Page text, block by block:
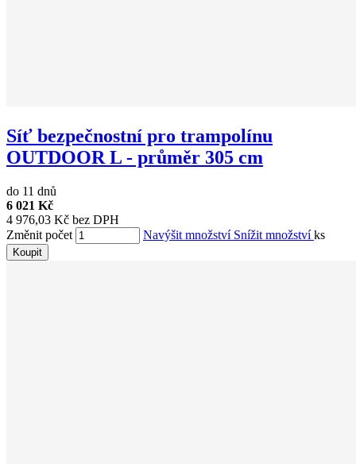
Síť bezpečnostní pro trampolínu
OUTDOOR L - průměr 305 cm
do 11 dnů
6 021 Kč
4 976,03 Kč bez DPH
Změnit počet
Navýšit množství Snížit množstvíks
Koupit